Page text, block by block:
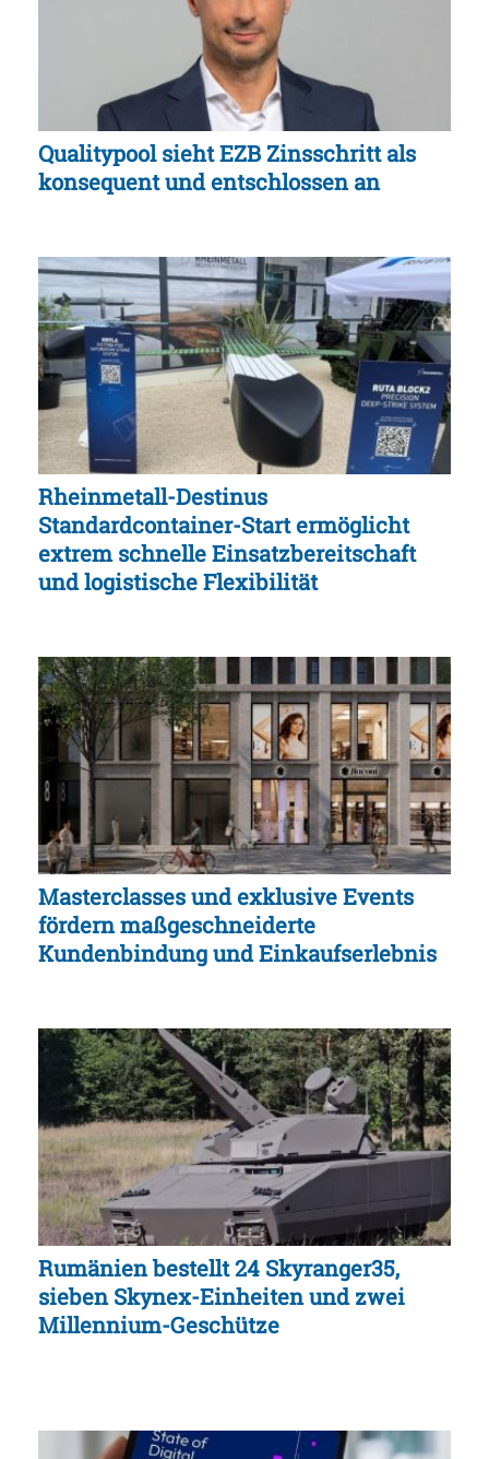
Qualitypool sieht EZB Zinsschritt als
konsequent und entschlossen an
Rheinmetall-Destinus
Standardcontainer-Start ermöglicht
extrem schnelle Einsatzbereitschaft
und logistische Flexibilität
Masterclasses und exklusive Events
fördern maßgeschneiderte
Kundenbindung und Einkaufserlebnis
Rumänien bestellt 24 Skyranger35,
sieben Skynex-Einheiten und zwei
Millennium-Geschütze